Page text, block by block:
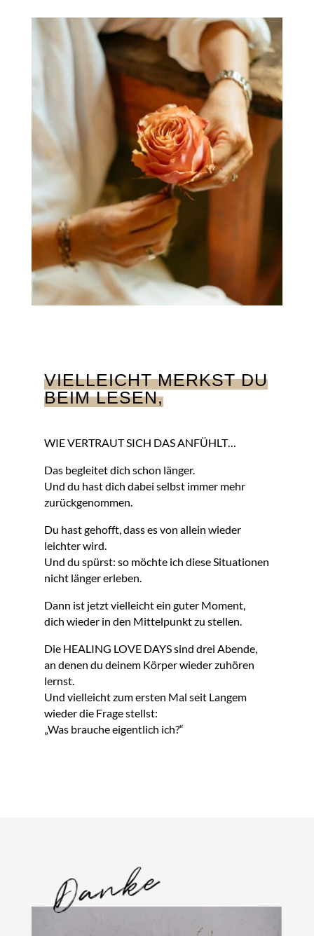
VIELLEICHT MERKST DU
BEIM LESEN,
WIE VERTRAUT SICH DAS ANFÜHLT…
Das begleitet dich schon länger.
Und du hast dich dabei selbst immer mehr
zurückgenommen.
Du hast gehofft, dass es von allein wieder
leichter wird.
Und du spürst: so möchte ich diese Situationen
nicht länger erleben.
Dann ist jetzt vielleicht ein guter Moment,
dich wieder in den Mittelpunkt zu stellen.
Die HEALING LOVE DAYS sind drei Abende,
an denen du deinem Körper wieder zuhören
lernst.
Und vielleicht zum ersten Mal seit Langem
wieder die Frage stellst:
„Was brauche eigentlich ich?“
Danke